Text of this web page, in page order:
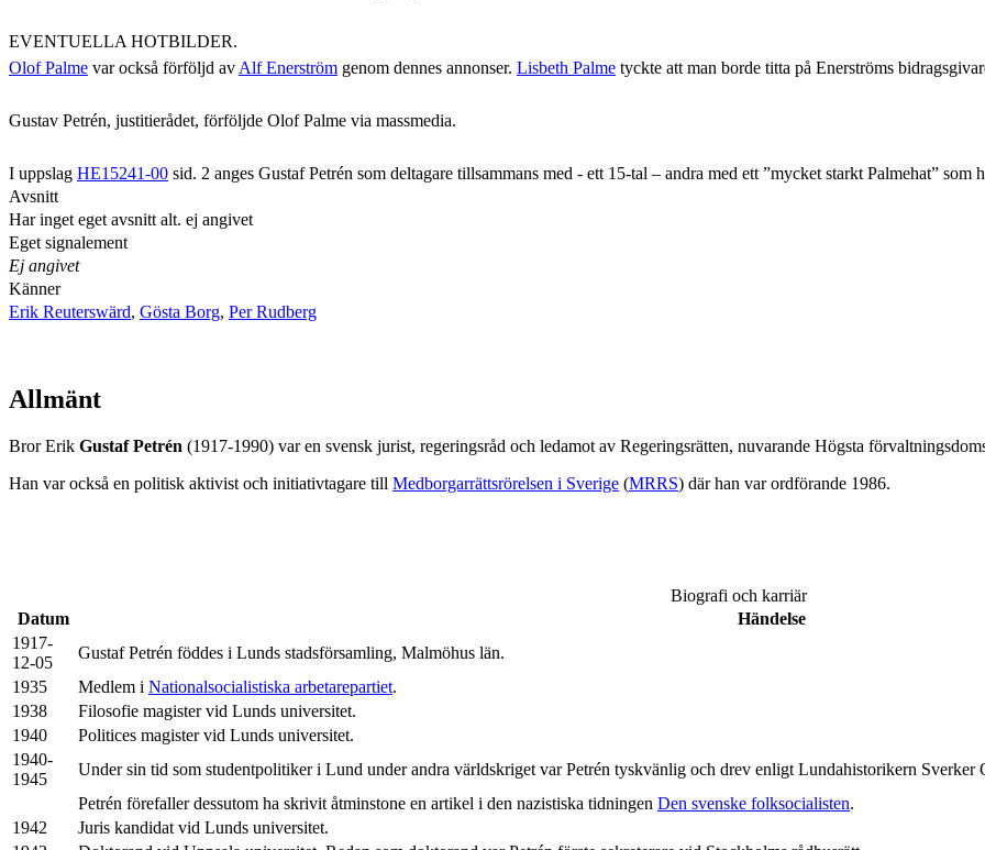
EVENTUELLA HOTBILDER.
Olof Palme var också förföljd av Alf Enerström genom dennes annonser. Lisbeth Palme tyckte att man borde titta på Enerströms
Gustav Petrén, justitierådet, förföljde Olof Palme via massmedia.
I uppslag HE15241-00 sid. 2 anges Gustaf Petrén som deltagare tillsammans med - ett 15-tal – andra med ett ”mycket starkt Palmehat” som
Avsnitt
Har inget eget avsnitt alt. ej angivet
Eget signalement
Ej angivet
Känner
Erik Reuterswärd, Gösta Borg, Per Rudberg
Allmänt
Bror Erik Gustaf Petrén (1917-1990) var en svensk jurist, regeringsråd och ledamot av Regeringsrätten, nuvarande Högsta
Han var också en politisk aktivist och initiativtagare till Medborgarrättsrörelsen i Sverige (MRRS) där han var ordförande 1986.
Biografi och karriär
Datum
Händelse
1917-
12-05
Gustaf Petrén föddes i Lunds stadsförsamling, Malmöhus län.
1935
Medlem i Nationalsocialistiska arbetarepartiet.
1938
Filosofie magister vid Lunds universitet.
1940
Politices magister vid Lunds universitet.
1940-
1945
Under sin tid som studentpolitiker i Lund under andra världskriget var Petrén tyskvänlig och drev enligt Lundahistorikern Sverker
Petrén förefaller dessutom ha skrivit åtminstone en artikel i den nazistiska tidningen Den svenske folksocialisten.
1942
Juris kandidat vid Lunds universitet.